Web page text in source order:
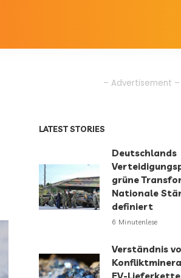
– Advertisement –
LATEST STORIES
Deutschlands
grüne
Nationale
definiert
6 Minutenlese
Verständnis